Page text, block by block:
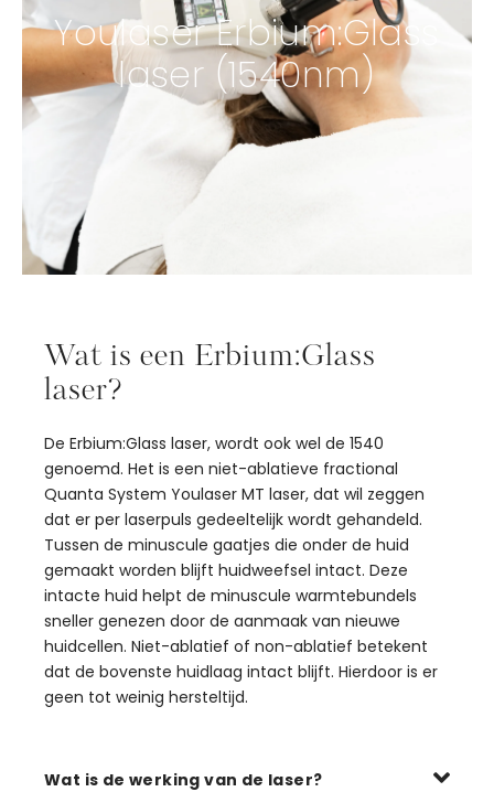
Youlaser Erbium:Glass
laser (1540nm)
Wat is een Erbium:Glass
laser?
De Erbium:Glass laser, wordt ook wel de 1540
genoemd. Het is een niet-ablatieve fractional
Quanta System Youlaser MT laser, dat wil zeggen
dat er per laserpuls gedeeltelijk wordt gehandeld.
Tussen de minuscule gaatjes die onder de huid
gemaakt worden blijft huidweefsel intact. Deze
intacte huid helpt de minuscule warmtebundels
sneller genezen door de aanmaak van nieuwe
huidcellen. Niet-ablatief of non-ablatief betekent
dat de bovenste huidlaag intact blijft. Hierdoor is er
geen tot weinig hersteltijd.
Wat is de werking van de laser?